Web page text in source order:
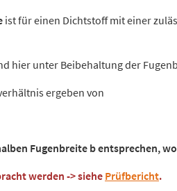
ist für einen Dichtstoff mit einer
hier unter Beibehaltung der
ergeben von
Fugenbreite b entsprechen,
werden -> siehe Prüfbericht.